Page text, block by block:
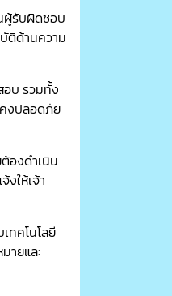
ผู้รับผิดชอบ
ติด้านความ
อบ รวมทั้ง
คงปลอดภัย
องดำเนิน
ให้เจ้า
ทคโนโลยี
ายและ